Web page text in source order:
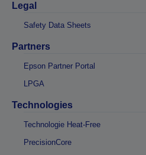
Legal
Safety Data Sheets
Partners
Epson Partner Portal
LPGA
Technologies
Technologie Heat-Free
PrecisionCore